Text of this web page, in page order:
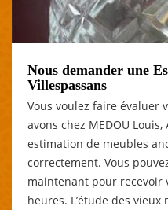
Nous demander une
Villespassans
Vous voulez faire évaluer
avons chez MEDOU
estimation de meubles
correctement. Vous
maintenant pour recevoir
heures. L’étude des